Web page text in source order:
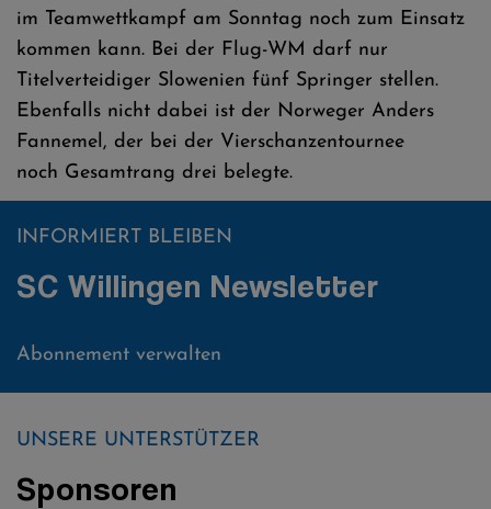
im Teamwettkampf am Sonntag noch zum Einsatz
kommen kann. Bei der Flug-WM darf nur
Titelverteidiger Slowenien fünf Springer stellen.
Ebenfalls nicht dabei ist der Norweger Anders
Fannemel, der bei der Vierschanzentournee
noch Gesamtrang drei belegte.
INFORMIERT BLEIBEN
SC Willingen Newsletter
Abonnement verwalten
UNSERE UNTERSTÜTZER
Sponsoren